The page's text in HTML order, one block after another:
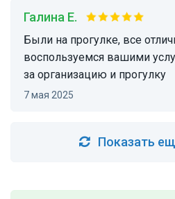
Галина Е.
Были на прогулке, все отлично. Обязательно
воспользуемся вашими
за организацию и прогулку
7 мая 2025
Показать